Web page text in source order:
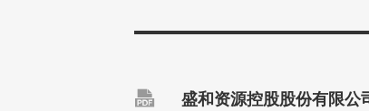

盛和资源控股股份有限公